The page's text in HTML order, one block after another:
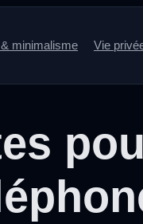
minimalisme Vie